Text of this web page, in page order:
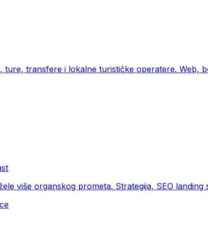
ture, transfere i lokalne turističke operatere. Web,
više organskog prometa. Strategija, SEO